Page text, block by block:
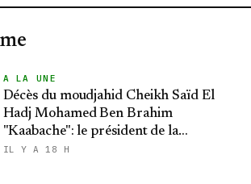
A LA UNE
Décès du moudjahid Cheikh Saïd El
Hadj Mohamed Ben Brahim
"Kaabache": le président de la
République présente ses condoléances
IL Y A 18 H